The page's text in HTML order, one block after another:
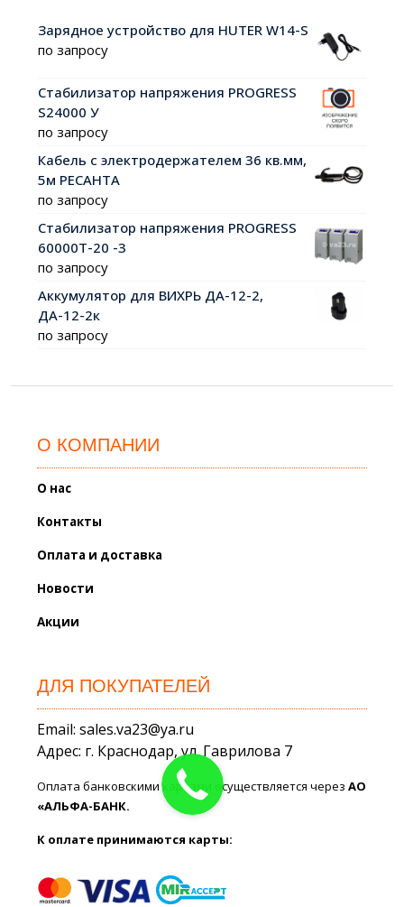
Зарядное устройство для HUTER W14-S
по запросу
Стабилизатор напряжения PROGRESS
S24000 У
по запросу
Кабель с электродержателем 36 кв.мм,
5м РЕСАНТА
по запросу
Стабилизатор напряжения PROGRESS
60000Т-20 -3
по запросу
Аккумулятор для ВИХРЬ ДА-12-2,
ДА-12-2к
по запросу
О КОМПАНИИ
О нас
Контакты
Оплата и доставка
Новости
Акции
ДЛЯ ПОКУПАТЕЛЕЙ
Email: sales.va23@ya.ru
Адрес: г. Краснодар, ул. Гаврилова 7
Оплата банковскими картами осуществляется черезАО
«АЛЬФА-БАНК.
К оплате принимаются карты: